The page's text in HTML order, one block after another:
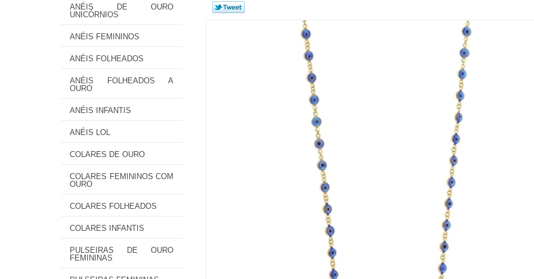
ANÉIS DE OURO
UNICÓRNIOS
ANÉIS FEMININOS
ANÉIS FOLHEADOS
ANÉIS FOLHEADOS A
OURO
ANÉIS INFANTIS
ANÉIS LOL
COLARES DE OURO
COLARES FEMININOS COM
OURO
COLARES FOLHEADOS
COLARES INFANTIS
PULSEIRAS DE OURO
FEMININAS